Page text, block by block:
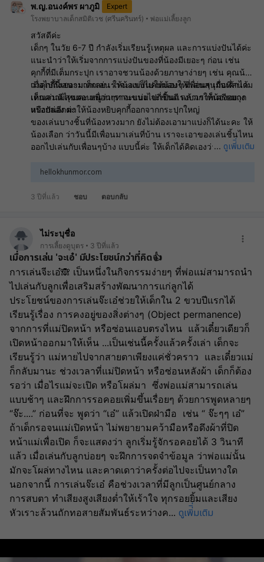
พ.ญ.อนงค์พร ผาภูมิ
Expert
โรงพยาบาลเด็กสมิติเวช (ศรีนครินทร์)
พ่อแม่เลี้ยงลูก
สวัสดีค่ะ
เด็กๆ ในวัย 6-7 ปี กำลังเริ่มเรียนรู้เหตุผล และการแบ่งปันได้ค่ะ
แนะนำว่าให้เริ่มจากการแบ่งปันของที่น้องมีเยอะๆ ก่อน เช่น
คุกกี้ที่มีเต็มกระปุก เราอาจชวนน้องด้วยภาษาง่ายๆ เช่น คุณน้า
ว่าคุกกี้นี้เยอะมากเลย เราจะแบ่งไปให้น้องๆ ที่เล่นสนุกันที่สนาม
เด็กเล่นดีไหมคะ หนูว่าเราจะแบ่งไปกี่ชิ้นดี แล้วเราก็เตรียมถุง
หรือกล่อง มาให้น้องหยิบคุกกี้ออกจากกระปุกใหญ่
เมื่อไปถึงสนามเด็กเล่น ให้น้องเป็นคนมอบให้เพื่อนๆ เมื่อเค้าได้
เห็นความสุขตอนเพื่อนๆทานขนม จะเป็นแรงบวกให้น้องอยาก
แบ่งปันอีกค่ะ
ของเล่นบางชิ้นที่น้องหวงมาก ยังไม่ต้องเอามาแบ่งก็ได้นะคะ ให้
น้องเลือก ว่าวันนี้มีเพื่อนมาเล่นที่บ้าน เราจะเอาของเล่นชิ้นไหน
ออกไปเล่นกับเพื่อนๆบ้าง แบบนี้ค่ะ ให้เด็กได้คิดเองว่าอยากแบ่ง
ง่ายๆ (ไม่ต้องใช้คำเยินยอจนเกินพอดีนะคะ) เช่น น้าดีใจจังที่หนู
เรียนนี้ ควรส่งเสริมอีกหลายด้าน ลองอ่านดูนะคะ
... ดูเพิ่ิ่มเติม
hellokhunmor.com
3 ปีที่แล้ว ชอบ ตอบกลับ
ไม่ระบุชื่อ
การเลี้ยงดูบุตร 3 ปีที่แล้ว
เมื่อการเล่น 'จะเอ๋' มีประโยชน์กว่าที่คิด👍
การเล่นจีะเอ๋🙈 เป็นหนึ่งในกิจกรรมง่ายๆ ที่พ่อแม่สามารถนำ
ไปเล่นกับลูกเพื่อเสริมสร้างพัฒนาการแก่ลูกได้
ประโยชน์ของการเล่นจ๊ะเอ๋ช่วยให้เด็กใน 2 ขวบปีแรกได้
เรียนรู้เรื่อง การคงอยู่ของสิ่งต่างๆ (Object permanence)
จากการที่แม่ปิดหน้า หรือซ่อนแอบตรงไหน  แล้วเดี๋ยวเดียวก็
เปิดหน้าออกมาให้เห็น ...เป็นเช่นนี้ครั้งแล้วครั้งเล่า เด็กจะ
เรียนรู้ว่า แม่หายไปจากสายตาเพียงแค่ชั่วคราว  และเดี๋ยวแม่
ก็กลับมานะ ช่วงเวลาที่แม่ปิดหน้า หรือซ่อนหลังผ้า เด็กก็ต้อง
รอว่า เมื่อไรแม่จะเปิด หรือโผล่มา  ซึ่งพ่อแม่สามารถเล่น
แบบช้าๆ และฝึกการรอคอยเพิ่มขึ้นเรื่อยๆ ด้วยการพูดหลายๆ
“จ๊ะ....” ก่อนที่จะ พูดว่า “เอ๋” แล้วเปิดฝ่ามือ  เช่น “ จ๊ะๆๆ เอ๋”
ถ้าเด็กรอจนแม่เปิดหน้า ไม่พยายามคว้ามือหรือดึงผ้าที่ปิด
หน้าแม่เพื่อเปิด ก็จะแสดงว่า ลูกเริ่มรู้จักรอคอยได้ 3 วินาที
แล้ว เมื่อเล่นกับลูกบ่อยๆ จะฝึกการจดจำข้อมูล ว่าพ่อแม่นั้น
มักจะโผล่ทางไหน และคาดเดาว่าครั้งต่อไปจะเป็นทางใด
นอกจากนี้ การเล่นจ๊ะเอ๋ คือช่วงเวลาที่มีลูกเป็นศูนย์กลาง
การสบตา ทำเสียงสูงเสียงต่ำให้เร้าใจ ทุกรอยยิ้มและเสียง
หัวเราะล้วนถักทอสายสัมพันธ์ระหว่างค... ดูเพิ่ิ่มเติม